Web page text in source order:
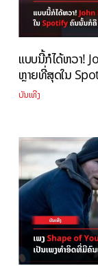
ແບບນີ້ກໍໄດ້ຫວາ!
ຫຼາຍທີ່ສຸດໃນ
ບັນເທີງ